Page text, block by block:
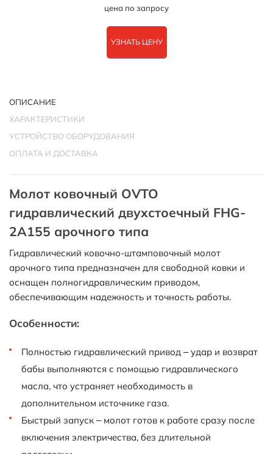
цена по запросу
УЗНАТЬ ЦЕНУ
ОПИСАНИЕ
ХАРАКТЕРИСТИКИ
УСТРОЙСТВО ОБОРУДОВАНИЯ
ОПЛАТА И ДОСТАВКА
Молот ковочный OVTO
гидравлический двухстоечный FHG-
2A155 арочного типа
Гидравлический ковочно-штамповочный молот
арочного типа предназначен для свободной ковки и
оснащен полногидравлическим приводом,
обеспечивающим надежность и точность работы.
Особенности:
Полностью гидравлический привод – удар и возврат
бабы выполняются с помощью гидравлического
масла, что устраняет необходимость в
дополнительном источнике газа.
Быстрый запуск – молот готов к работе сразу после
включения электричества, без длительной